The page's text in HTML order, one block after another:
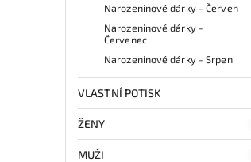
Narozeninové dárky - Červen
Narozeninové dárky -
Červenec
Narozeninové dárky - Srpen
VLASTNÍ POTISK
ŽENY
MUŽI